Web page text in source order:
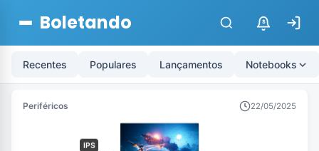
Boletando $
Recentes Populares Lançamentos Notebooks
Periféricos 22/05/2025
IPS